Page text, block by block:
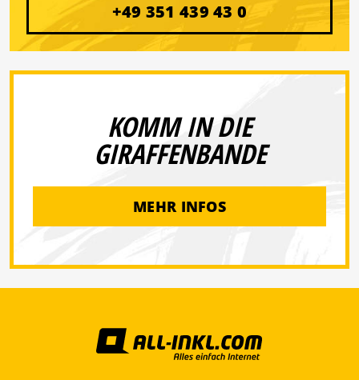
+49 351 439 43 0
KOMM IN DIE
GIRAFFENBANDE
MEHR INFOS